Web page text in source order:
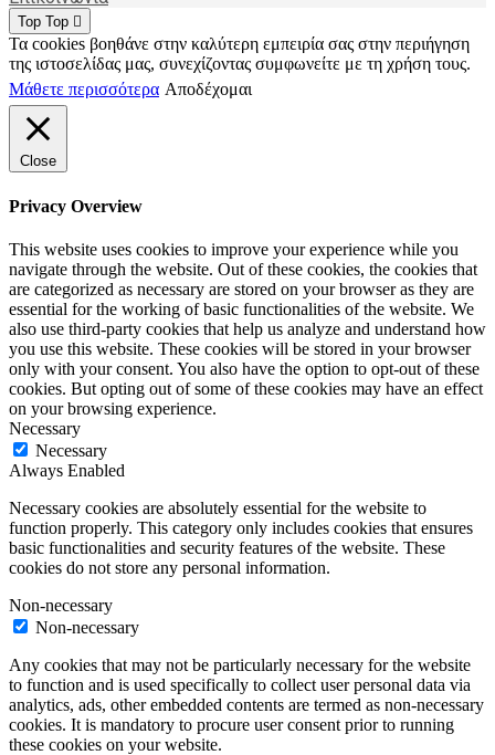
Top Top
Τα cookies βοηθάνε στην καλύτερη εμπειρία σας στην περιήγηση
της ιστοσελίδας μας, συνεχίζοντας συμφωνείτε με τη χρήση τους.
Μάθετε περισσότερα Αποδέχομαι
Close
Privacy Overview
This website uses cookies to improve your experience while you
navigate through the website. Out of these cookies, the cookies that
are categorized as necessary are stored on your browser as they are
essential for the working of basic functionalities of the website. We
also use third-party cookies that help us analyze and understand how
you use this website. These cookies will be stored in your browser
only with your consent. You also have the option to opt-out of these
cookies. But opting out of some of these cookies may have an effect
on your browsing experience.
Necessary
Necessary
Always Enabled
Necessary cookies are absolutely essential for the website to
function properly. This category only includes cookies that ensures
basic functionalities and security features of the website. These
cookies do not store any personal information.
Non-necessary
Non-necessary
Any cookies that may not be particularly necessary for the website
to function and is used specifically to collect user personal data via
analytics, ads, other embedded contents are termed as non-necessary
cookies. It is mandatory to procure user consent prior to running
these cookies on your website.